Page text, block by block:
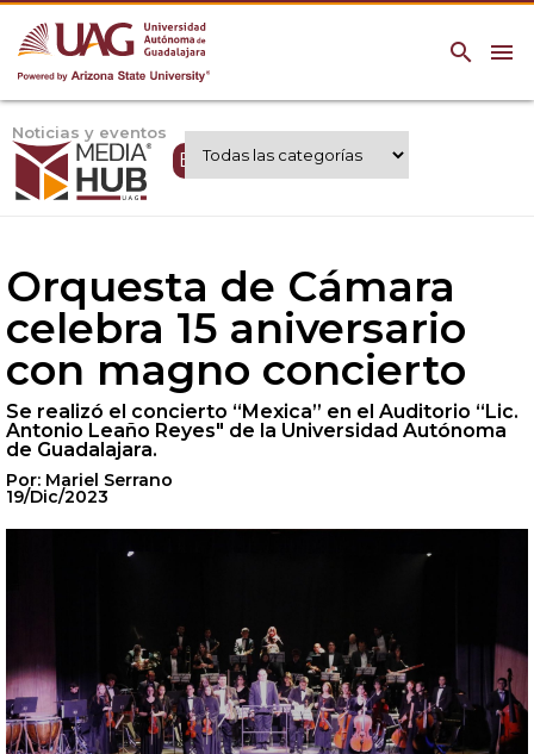
menu
search
Noticias y eventos
Expertos UAG
Orquesta de Cámara
celebra 15 aniversario
con magno concierto
Se realizó el concierto “Mexica” en el Auditorio “Lic.
Antonio Leaño Reyes" de la Universidad Autónoma
de Guadalajara.
Por: Mariel Serrano
19/Dic/2023